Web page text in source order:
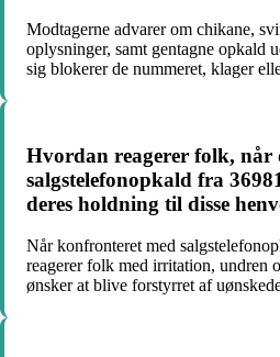
Modtagerne advarer om chikane,
oplysninger, samt gentagne opkald
sig blokerer de nummeret, klager
Hvordan reagerer folk, når
salgstelefonopkald fra
deres holdning til disse
Når konfronteret med
reagerer folk med irritation, undren
ønsker at blive forstyrret af